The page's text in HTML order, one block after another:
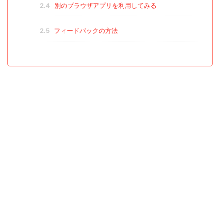
2.4 別のブラウザアプリを利用してみる
2.5 フィードバックの方法